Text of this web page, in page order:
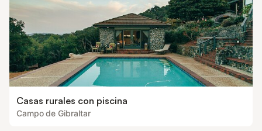
Casas rurales con piscina
Campo de Gibraltar